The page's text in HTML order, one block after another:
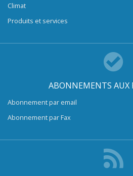
Climat
Produits et services
ABONNEMENTS AUX
Abonnement par email
Abonnement par Fax